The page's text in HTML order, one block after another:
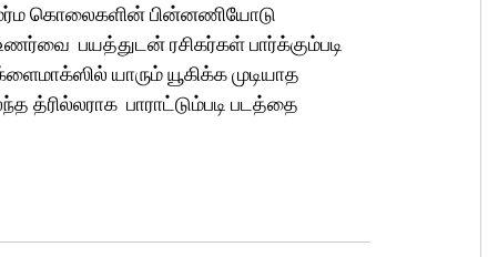
கொலைகளின் பின்னணியோடு
பயத்துடன் ரசிகர்கள் பார்க்கும்படி
யாரும் யூகிக்க முடியாத
த்ரில்லராக  பாராட்டும்படி படத்தை